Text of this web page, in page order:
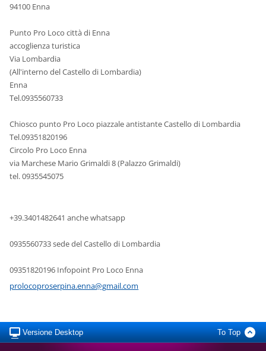
94100 Enna
Punto Pro Loco città di Enna
accoglienza turistica
Via Lombardia
(All'interno del Castello di Lombardia)
Enna
Tel.0935560733
Chiosco punto Pro Loco piazzale antistante Castello di Lombardia
Tel.09351820196
Circolo Pro Loco Enna
via Marchese Mario Grimaldi 8 (Palazzo Grimaldi)
tel. 0935545075
+39.3401482641 anche whatsapp
0935560733 sede del Castello di Lombardia
09351820196 Infopoint Pro Loco Enna
prolocoproserpina.enna@gmail.com
Versione Desktop To Top